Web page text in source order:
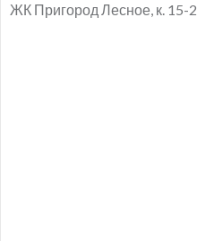
ЖК Пригород Лесное, к. 15-2